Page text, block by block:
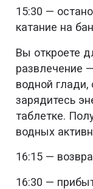
15:30 —
катание на
Вы откроете
развлечение
водной глади,
зарядитесь
таблетке.
водных
16:15 —
16:30 —